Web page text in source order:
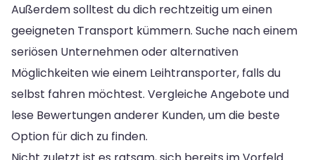
Außerdem solltest du dich rechtzeitig um einen
geeigneten Transport kümmern. Suche nach einem
seriösen Unternehmen oder alternativen
Möglichkeiten wie einem Leihtransporter, falls du
selbst fahren möchtest. Vergleiche Angebote und
lese Bewertungen anderer Kunden, um die beste
Option für dich zu finden.